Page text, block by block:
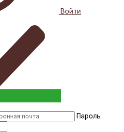
Войти
Пароль